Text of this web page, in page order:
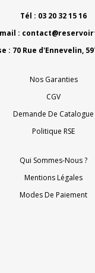
Tél : 03 20 32 15 16
:
: 70 Rue d'Ennevelin,
Nos Garanties
CGV
Demande De Catalogue
Politique RSE
Qui Sommes-Nous ?
Mentions Légales
Modes De Paiement